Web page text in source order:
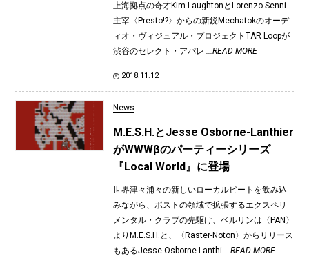
上海拠点の奇才Kim LaughtonとLorenzo Senni
主宰〈Presto!?〉からの新鋭Mechatokのオーデ
ィオ・ヴィジュアル・プロジェクトTAR Loopが
渋谷のセレクト・アパレ ...READ MORE
2018.11.12
News
M.E.S.H.とJesse Osborne-Lanthier
がWWWβのパーティーシリーズ
『Local World』に登場
世界津々浦々の新しいローカルビートを飲み込
みながら、ポストの領域で拡張するエクスペリ
メンタル・クラブの先駆け、ベルリンは〈PAN〉
よりM.E.S.H.と、〈Raster-Noton〉からリリース
もあるJesse Osborne-Lanthi ...READ MORE